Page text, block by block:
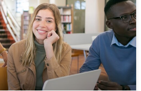
g
i
n
a
g
i
n
a
á
g
i
n
a
á
g
i
n
a